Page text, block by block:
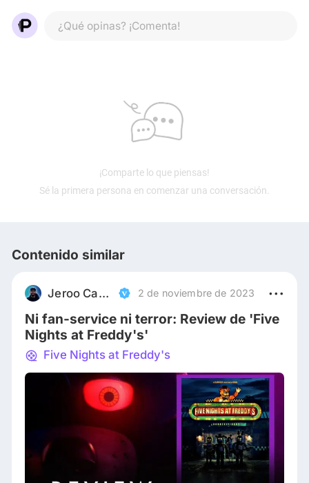
¿Qué opinas? ¡Comenta!
¡Comparte lo que piensas!
Sé la primera persona en comenzar una conversación.
Contenido similar
Jeroo Casco 2 de noviembre de 2023
Ni fan-service ni terror: Review de 'Five
Nights at Freddy's'
Five Nights at Freddy's